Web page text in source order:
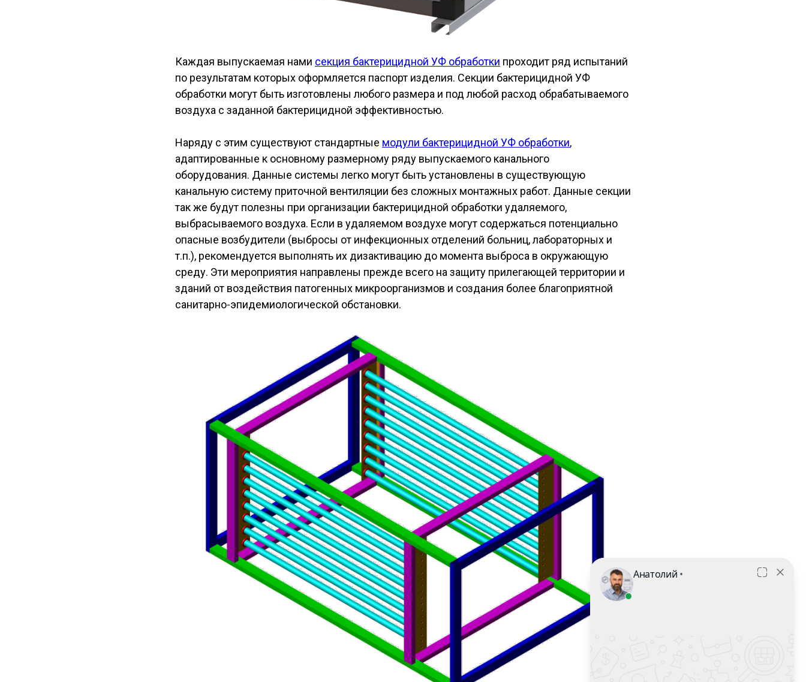
Каждая выпускаемая нами секция бактерицидной УФ обработки проходит ряд испытаний
по результатам которых оформляется паспорт изделия. Секции бактерицидной УФ
обработки могут быть изготовлены любого размера и под любой расход обрабатываемого
воздуха с заданной бактерицидной эффективностью.
Наряду с этим существуют стандартные модули бактерицидной УФ обработки,
адаптированные к основному размерному ряду выпускаемого канального
оборудования. Данные системы легко могут быть установлены в существующую
канальную систему приточной вентиляции без сложных монтажных работ. Данные секции
так же будут полезны при организации бактерицидной обработки удаляемого,
выбрасываемого воздуха. Если в удаляемом воздухе могут содержаться потенциально
опасные возбудители (выбросы от инфекционных отделений больниц, лабораторных и
т.п.), рекомендуется выполнять их дизактивацию до момента выброса в окружающую
среду. Эти мероприятия направлены прежде всего на защиту прилегающей территории и
зданий от воздействия патогенных микроорганизмов и создания более благоприятной
санитарно-эпидемиологической обстановки.